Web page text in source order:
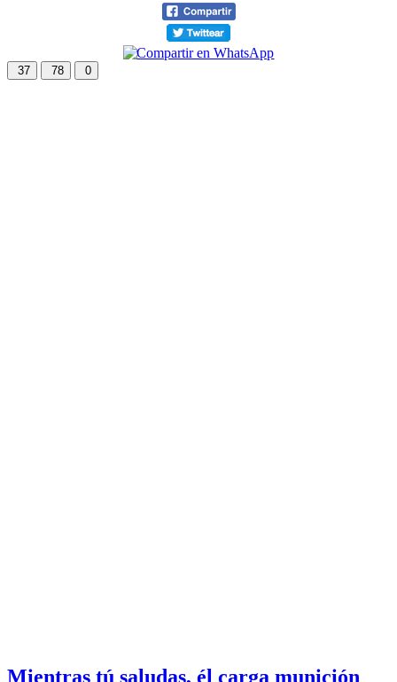
37 78 0
Mientras tú saludas, él carga munición